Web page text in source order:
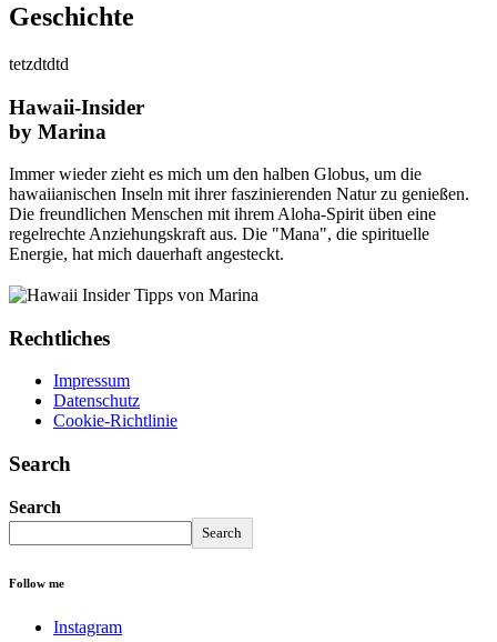
Geschichte
tetzdtdtd
Hawaii-Insider
by Marina
Immer wieder zieht es mich um den halben Globus, um die
hawaiianischen Inseln mit ihrer faszinierenden Natur zu genießen.
Die freundlichen Menschen mit ihrem Aloha-Spirit üben eine
regelrechte Anziehungskraft aus. Die "Mana", die spirituelle
Energie, hat mich dauerhaft angesteckt.
Rechtliches
Impressum
Datenschutz
Cookie-Richtlinie
Search
Search
Search
Follow me
Instagram